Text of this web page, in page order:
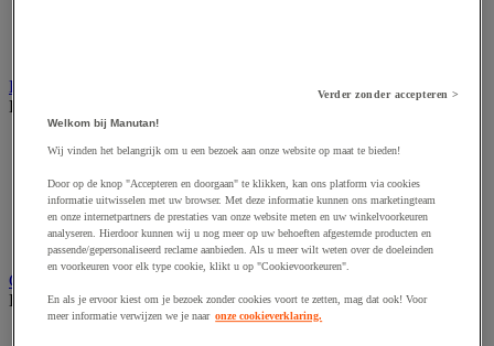
Elektrische toebehoren en verlichting
Bekijk de hele productgroep
Accessoires voor elektrisch schakelpaneel
Elektrische kabel
Elektrische uitrusting
Verlengsnoer, stekkerdoos en kapelhaspel
Wandcontactdoos en schakelaar
Gereedschap opbergen
Bekijk de hele productgroep
Verder zonder accepteren >
Welkom bij Manutan!
Wij vinden het belangrijk om u een bezoek aan onze website op maat te bieden!
Door op de knop "Accepteren en doorgaan" te klikken, kan ons platform via cookies
informatie uitwisselen met uw browser. Met deze informatie kunnen ons marketingteam
en onze internetpartners de prestaties van onze website meten en uw winkelvoorkeuren
analyseren. Hierdoor kunnen wij u nog meer op uw behoeften afgestemde producten en
passende/gepersonaliseerd reclame aanbieden. Als u meer wilt weten over de doeleinden
en voorkeuren voor elk type cookie, klikt u op "Cookievoorkeuren".
En als je ervoor kiest om je bezoek zonder cookies voort te zetten, mag dat ook! Voor
meer informatie verwijzen we je naar onze cookieverklaring.